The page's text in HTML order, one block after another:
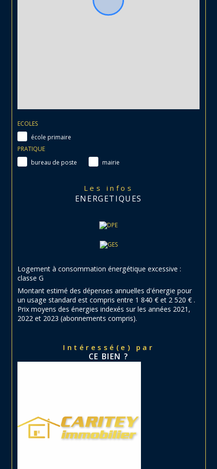
ECOLES
école primaire
PRATIQUE
bureau de poste
mairie
Les infos
ENERGETIQUES
Logement à consommation énergétique excessive :
classe G
Montant estimé des dépenses annuelles d'énergie pour
un usage standard est compris entre 1 840 € et 2 520 € .
Prix moyens des énergies indexés sur les années 2021,
2022 et 2023 (abonnements compris).
Intéressé(e) par
CE BIEN ?